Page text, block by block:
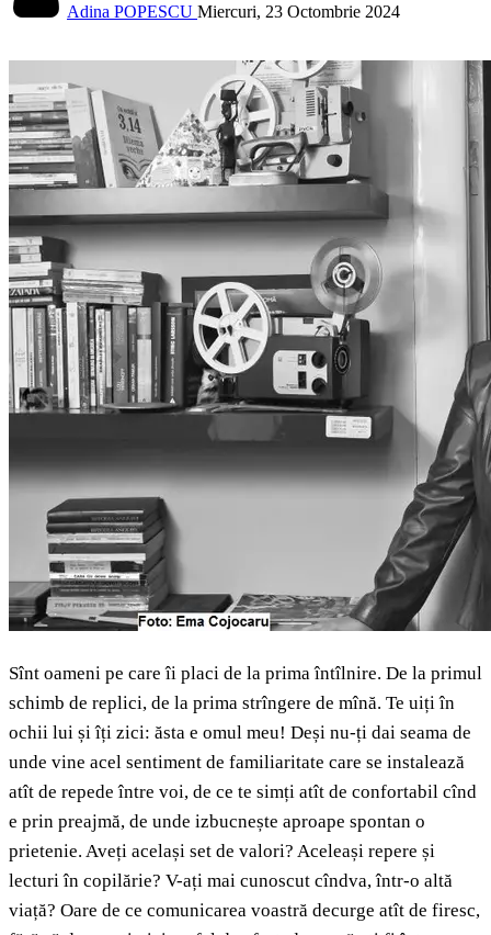
Adina POPESCU Miercuri, 23 Octombrie 2024
Sînt oameni pe care îi placi de la prima întîlnire. De la primul
schimb de replici, de la prima strîngere de mînă. Te uiți în
ochii lui și îți zici: ăsta e omul meu! Deși nu-ți dai seama de
unde vine acel sentiment de familiaritate care se instalează
atît de repede între voi, de ce te simți atît de confortabil cînd
e prin preajmă, de unde izbucnește aproape spontan o
prietenie. Aveți același set de valori? Aceleași repere și
lecturi în copilărie? V-ați mai cunoscut cîndva, într-o altă
viață? Oare de ce comunicarea voastră decurge atît de firesc,